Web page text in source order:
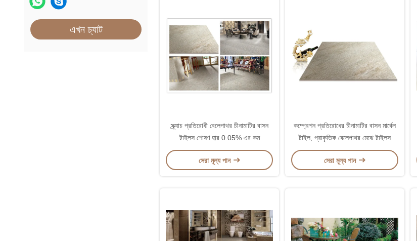
এখন চ্যাট
স্ক্র্যাচ প্রতিরোধী বেলেপাথর চীনামাটির বাসন
টাইলস শোষণ হার 0.05% এর কম
সেরা মূল্য পান
কম্প্রেশন প্রতিরোধের চীনামাটির বাসন মার্বেল
টাইল, প্রাকৃতিক বেলেপাথর মেঝে টাইলস
সেরা মূল্য পান